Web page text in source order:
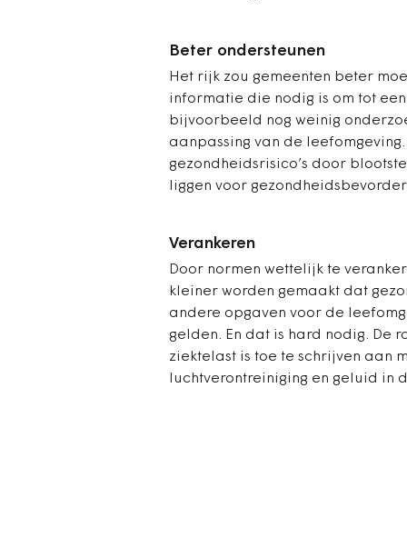
Beter ondersteunen
Het rijk zou gemeenten beter
informatie die nodig is om tot
bijvoorbeeld nog weinig
aanpassing van de
gezondheidsrisico’s door
liggen voor
Verankeren
Door normen wettelijk te
kleiner worden gemaakt dat
andere opgaven voor de
gelden. En dat is hard nodig. De
ziektelast is toe te schrijven
luchtverontreiniging en geluid in